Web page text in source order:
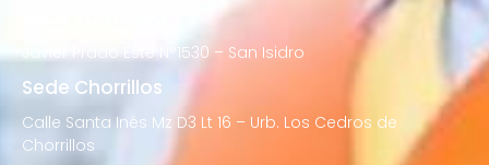
Javier Prado Este N°1530 – San Isidro
Sede Chorrillos
Calle Santa Inés Mz D3 Lt 16 – Urb. Los Cedros de
Chorrillos